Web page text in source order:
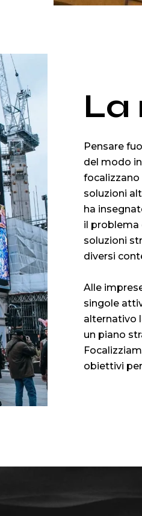
La
Pensare
del modo
soluzioni
ha
il problema
soluzioni
diversi
Alle
singole
alternativo
un piano
obiettivi